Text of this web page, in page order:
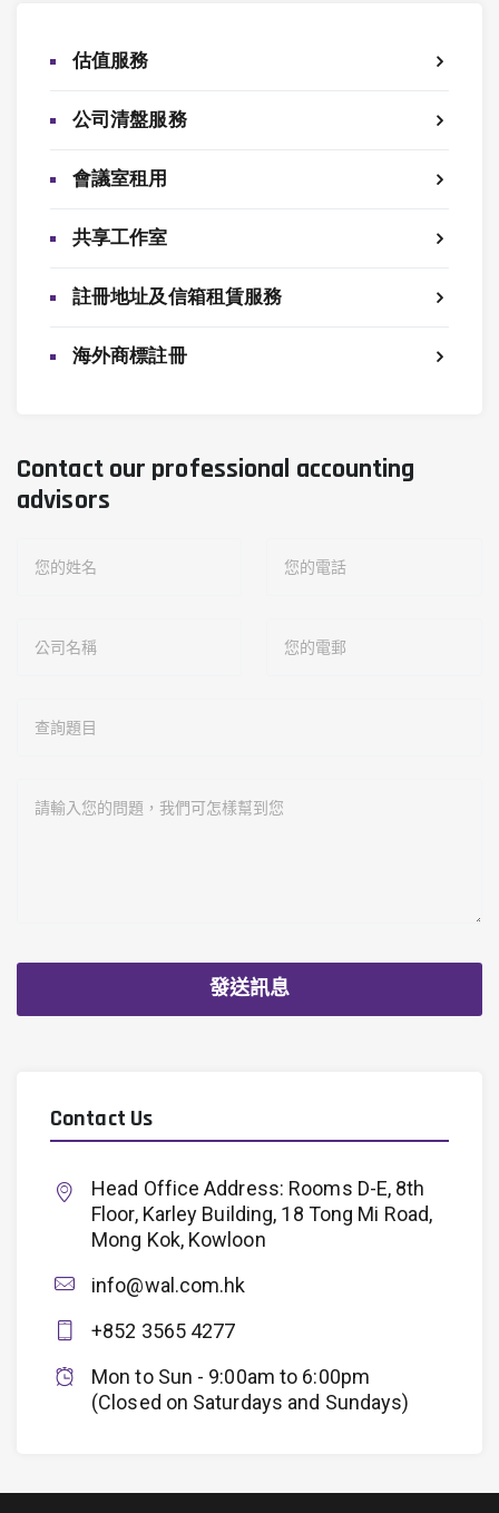
估值服務
公司清盤服務
會議室租用
共享工作室
註冊地址及信箱租賃服務
海外商標註冊
Contact our professional accounting
advisors
Contact Us
Head Office Address: Rooms D-E, 8th
Floor, Karley Building, 18 Tong Mi Road,
Mong Kok, Kowloon
info@wal.com.hk
+852 3565 4277
Mon to Sun - 9:00am to 6:00pm
(Closed on Saturdays and Sundays)